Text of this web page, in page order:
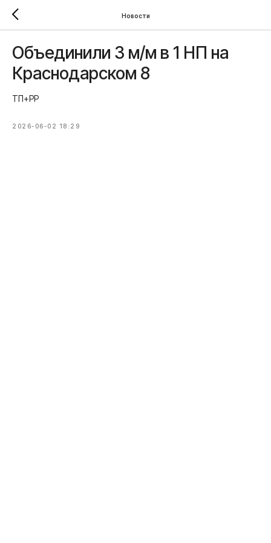
Новости
Объединили 3 м/м в 1 НП на
Краснодарском 8
ТП+РР
2026-06-02 18:29